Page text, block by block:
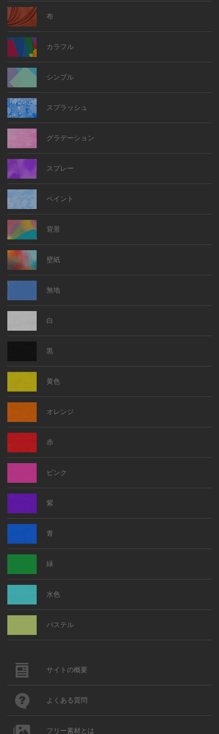
布
カラフル
シンプル
スプラッシュ
グラデーション
スプレー
ペイント
背景
壁紙
無地
白
黒
黄色
オレンジ
赤
ピンク
紫
青
緑
水色
パステル
サイトの概要
よくある質問
フリー素材とは